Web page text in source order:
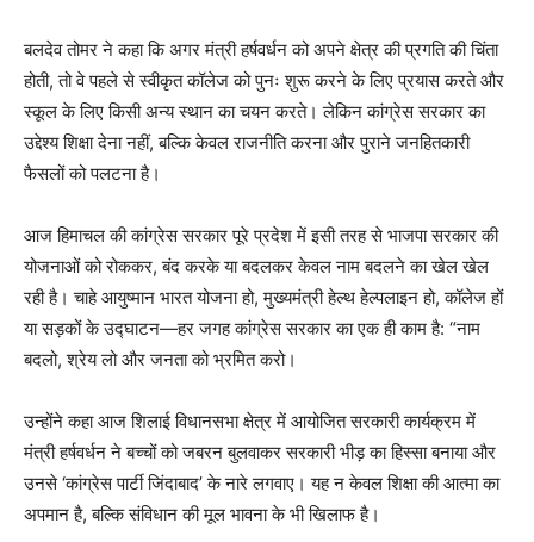
बलदेव तोमर ने कहा कि अगर मंत्री हर्षवर्धन को अपने क्षेत्र की प्रगति की चिंता
होती, तो वे पहले से स्वीकृत कॉलेज को पुनः शुरू करने के लिए प्रयास करते और
स्कूल के लिए किसी अन्य स्थान का चयन करते। लेकिन कांग्रेस सरकार का
उद्देश्य शिक्षा देना नहीं, बल्कि केवल राजनीति करना और पुराने जनहितकारी
फैसलों को पलटना है।
आज हिमाचल की कांग्रेस सरकार पूरे प्रदेश में इसी तरह से भाजपा सरकार की
योजनाओं को रोककर, बंद करके या बदलकर केवल नाम बदलने का खेल खेल
रही है। चाहे आयुष्मान भारत योजना हो, मुख्यमंत्री हेल्थ हेल्पलाइन हो, कॉलेज हों
या सड़कों के उद्घाटन—हर जगह कांग्रेस सरकार का एक ही काम है: “नाम
बदलो, श्रेय लो और जनता को भ्रमित करो।
उन्होंने कहा आज शिलाई विधानसभा क्षेत्र में आयोजित सरकारी कार्यक्रम में
मंत्री हर्षवर्धन ने बच्चों को जबरन बुलवाकर सरकारी भीड़ का हिस्सा बनाया और
उनसे ‘कांग्रेस पार्टी जिंदाबाद’ के नारे लगवाए। यह न केवल शिक्षा की आत्मा का
अपमान है, बल्कि संविधान की मूल भावना के भी खिलाफ है।